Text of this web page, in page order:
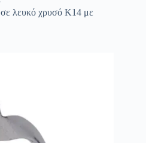
σε λευκό χρυσό Κ14 με